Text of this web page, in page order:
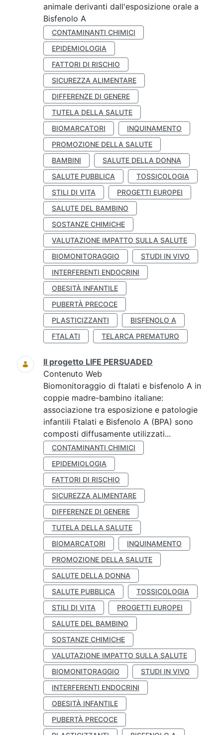
animale derivanti dall'esposizione orale a
Bisfenolo A
CONTAMINANTI CHIMICI
EPIDEMIOLOGIA
FATTORI DI RISCHIO
SICUREZZA ALIMENTARE
DIFFERENZE DI GENERE
TUTELA DELLA SALUTE
BIOMARCATORI
INQUINAMENTO
PROMOZIONE DELLA SALUTE
BAMBINI
SALUTE DELLA DONNA
SALUTE PUBBLICA
TOSSICOLOGIA
STILI DI VITA
PROGETTI EUROPEI
SALUTE DEL BAMBINO
SOSTANZE CHIMICHE
VALUTAZIONE IMPATTO SULLA SALUTE
BIOMONITORAGGIO
STUDI IN VIVO
INTERFERENTI ENDOCRINI
OBESITÀ INFANTILE
PUBERTÀ PRECOCE
PLASTICIZZANTI
BISFENOLO A
FTALATI
TELARCA PREMATURO
Il progetto LIFE PERSUADED
Contenuto Web
Biomonitoraggio di ftalati e bisfenolo A in
coppie madre-bambino italiane:
associazione tra esposizione e patologie
infantili Ftalati e Bisfenolo A (BPA) sono
composti diffusamente utilizzati...
CONTAMINANTI CHIMICI
EPIDEMIOLOGIA
FATTORI DI RISCHIO
SICUREZZA ALIMENTARE
DIFFERENZE DI GENERE
TUTELA DELLA SALUTE
BIOMARCATORI
INQUINAMENTO
PROMOZIONE DELLA SALUTE
SALUTE DELLA DONNA
SALUTE PUBBLICA
TOSSICOLOGIA
STILI DI VITA
PROGETTI EUROPEI
SALUTE DEL BAMBINO
SOSTANZE CHIMICHE
VALUTAZIONE IMPATTO SULLA SALUTE
BIOMONITORAGGIO
STUDI IN VIVO
INTERFERENTI ENDOCRINI
OBESITÀ INFANTILE
PUBERTÀ PRECOCE